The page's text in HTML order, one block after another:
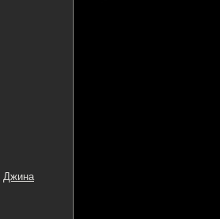
Джина